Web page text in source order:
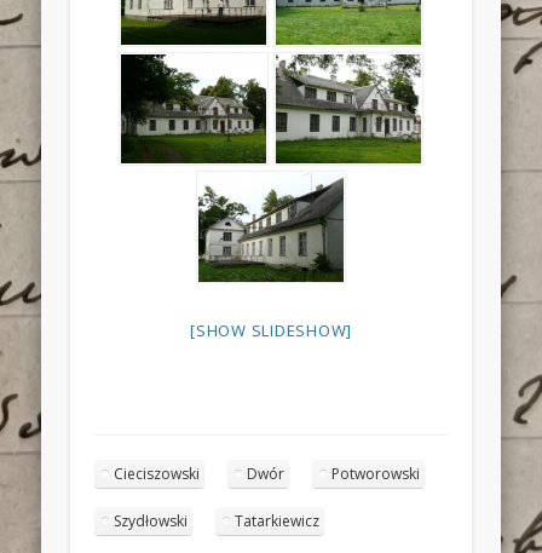
[SHOW SLIDESHOW]
Cieciszowski Dwór Potworowski
Szydłowski Tatarkiewicz